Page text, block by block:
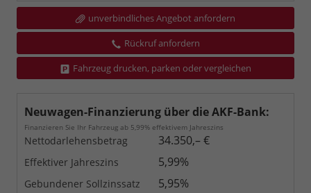
unverbindliches Angebot anfordern
Rückruf anfordern
Fahrzeug drucken, parken oder vergleichen
Neuwagen-Finanzierung über die AKF-Bank:
Finanzieren Sie Ihr Fahrzeug ab 5,99% effektivem Jahreszins
Nettodarlehensbetrag 34.350,– €
Effektiver Jahreszins 5,99%
Gebundener Sollzinssatz 5,95%